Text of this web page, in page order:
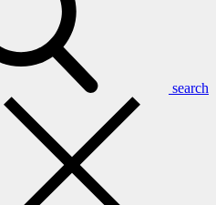
search